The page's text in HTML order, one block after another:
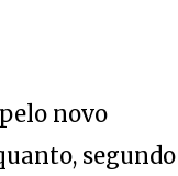
novo
segundo